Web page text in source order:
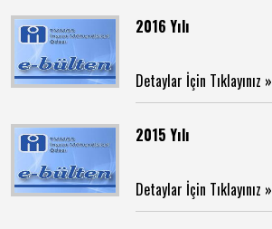
2016 Yılı
Detaylar İçin Tıklayınız »
2015 Yılı
Detaylar İçin Tıklayınız »